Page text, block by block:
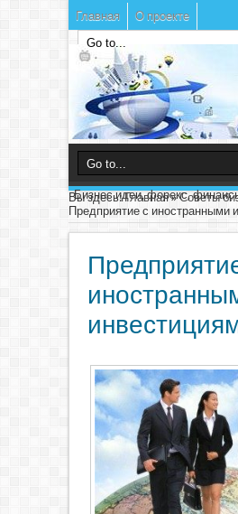
Главная О проекте
Бизнес идеи, форекс,
Вы здесь:Главная»Советы
Предприятие с иностранными